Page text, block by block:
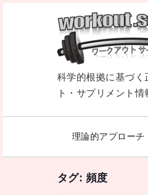
科学的根拠に基づく
ト・サプリメント情
理論的アプローチ
タグ: 頻度